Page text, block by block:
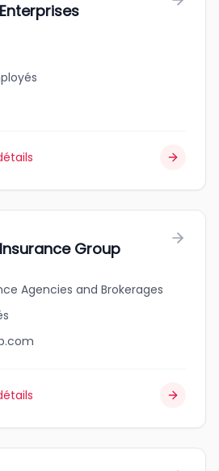
Group
Agencies and Brokerages